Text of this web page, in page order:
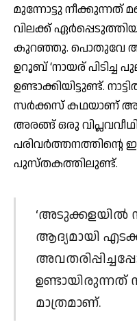
മുന്നോട്ടു നീക്കുന്നത്
വിലക്ക്
കുറഞ്ഞു. പൊതുവേ
ഉറൂബ് ‘നായര് പിടിച്ച
ഉണ്ടാക്കിയിട്ടുണ്ട്.
സര്‍ക്കസ് കഥയാണ്
അരങ്ങ് ഒരു
പരിവര്‍ത്തനത്തിന്റെ
പുസ്തകത്തിലുണ്ട്.
‘അടുക്കളയില്‍
ആദ്യമായി
മാത്രമാണ്.